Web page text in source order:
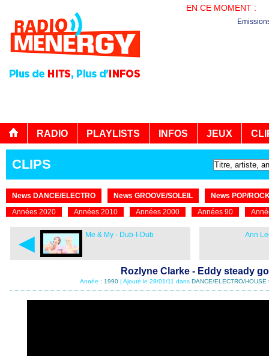
EN CE MOMENT :
RADIO PLAYLISTS INFOS JEUX
CLIPS
News DANCE/ELECTRO News GROOVE/SOLEIL
News POP/
Années 2020
Années 2010 Années 2000 Années 90
◄ Me & My - Dub-I-Dub Ann
Rozlyne Clarke - Eddy steady go
Année : 1990| Ajouté le 28/01/11 dans DANCE/ELECTRO/HOUSE